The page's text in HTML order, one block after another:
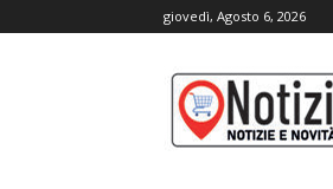
giovedì, Agosto 6, 2026